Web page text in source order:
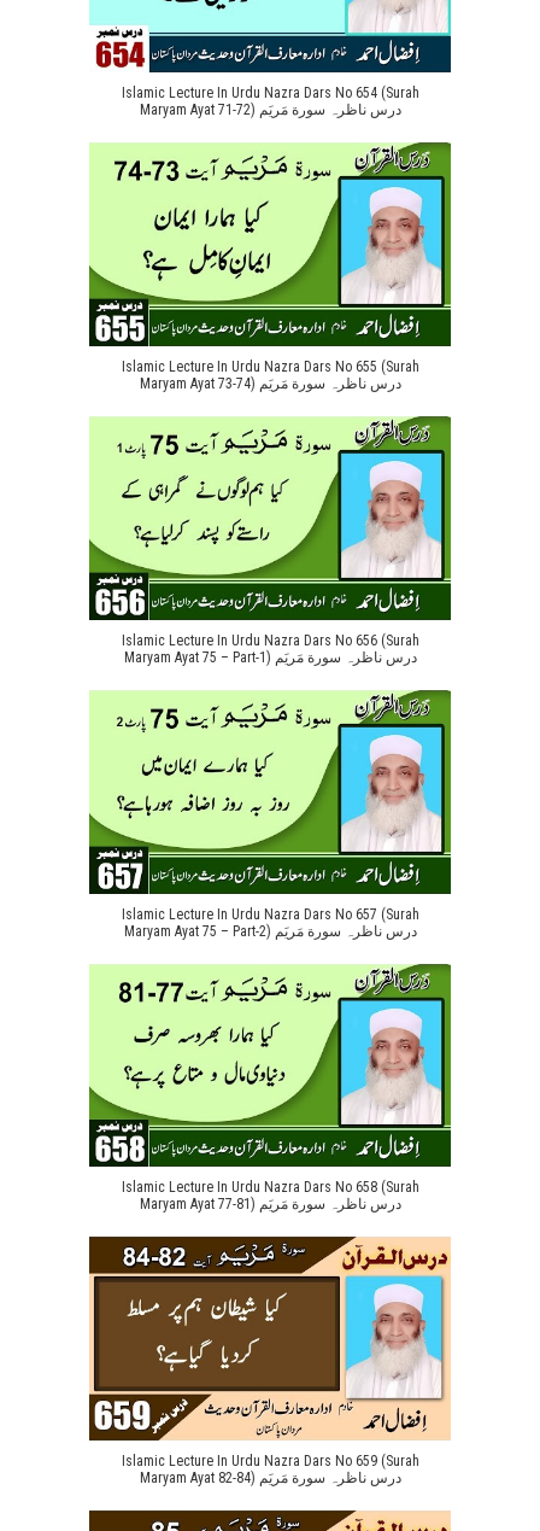
Islamic Lecture In Urdu Nazra Dars No 654 (Surah
Maryam Ayat 71-72) درس ناظرہ سورة مَریَم
Islamic Lecture In Urdu Nazra Dars No 655 (Surah
Maryam Ayat 73-74) درس ناظرہ سورة مَریَم
Islamic Lecture In Urdu Nazra Dars No 656 (Surah
Maryam Ayat 75 – Part-1) درس ناظرہ سورة مَریَم
Islamic Lecture In Urdu Nazra Dars No 657 (Surah
Maryam Ayat 75 – Part-2) درس ناظرہ سورة مَریَم
Islamic Lecture In Urdu Nazra Dars No 658 (Surah
Maryam Ayat 77-81) درس ناظرہ سورة مَریَم
Islamic Lecture In Urdu Nazra Dars No 659 (Surah
Maryam Ayat 82-84) درس ناظرہ سورة مَریَم